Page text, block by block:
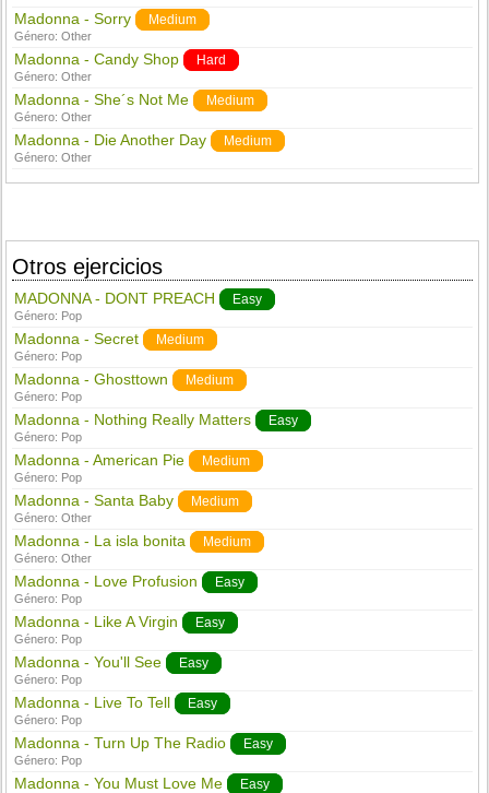
Madonna - Sorry Medium
Género:Other
Madonna - Candy Shop Hard
Género:Other
Madonna - She´s Not Me Medium
Género:Other
Madonna - Die Another Day Medium
Género:Other
Otros ejercicios
MADONNA - DONT PREACH Easy
Género: Pop
Madonna - Secret Medium
Género: Pop
Madonna - Ghosttown Medium
Género: Pop
Madonna - Nothing Really Matters Easy
Género: Pop
Madonna - American Pie Medium
Género: Pop
Madonna - Santa Baby Medium
Género:Other
Madonna - La isla bonita Medium
Género:Other
Madonna - Love Profusion Easy
Género: Pop
Madonna - Like A Virgin Easy
Género: Pop
Madonna - You'll See Easy
Género: Pop
Madonna - Live To Tell Easy
Género: Pop
Madonna - Turn Up The Radio Easy
Género: Pop
Madonna - You Must Love Me Easy